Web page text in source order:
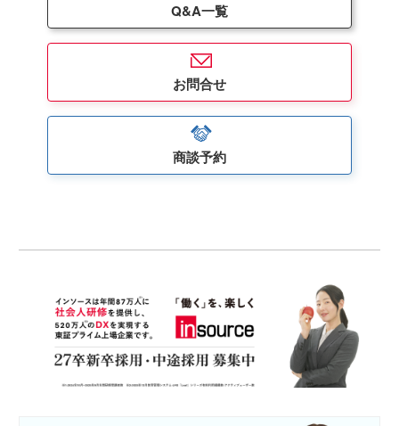
Q&A一覧
お問合せ
商談予約